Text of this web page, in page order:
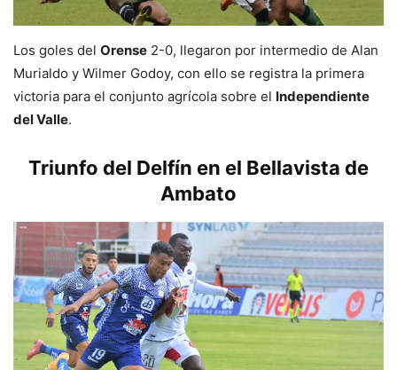
Los goles del Orense 2-0, llegaron por intermedio de Alan
Murialdo y Wilmer Godoy, con ello se registra la primera
victoria para el conjunto agrícola sobre el Independiente
del Valle.
Triunfo del Delfín en el Bellavista de
Ambato